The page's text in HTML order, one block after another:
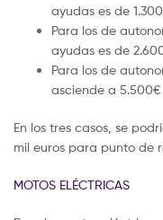
ayudas es de
Para los de
ayudas es de
Para los de
asciende a 5.500€
En los tres casos, se
mil euros para punto de
MOTOS ELÉCTRICAS